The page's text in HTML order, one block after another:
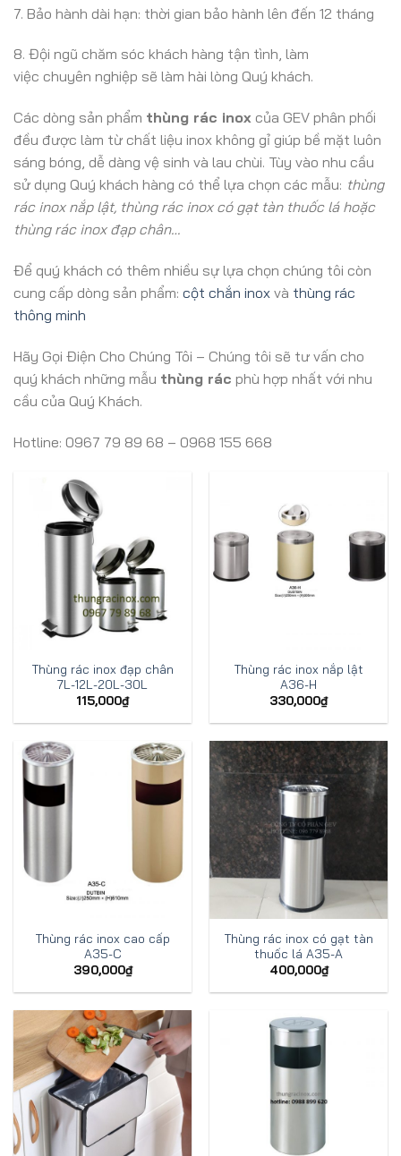
7. Bảo hành dài hạn: thời gian bảo hành lên đến 12 tháng
8. Đội ngũ chăm sóc khách hàng tận tình, làm
việc chuyên nghiệp sẽ làm hài lòng Quý khách.
Các dòng sản phẩm thùng rác inox của GEV phân phối
đều được làm từ chất liệu inox không gỉ giúp bề mặt luôn
sáng bóng, dễ dàng vệ sinh và lau chùi. Tùy vào nhu cầu
sử dụng Quý khách hàng có thể lựa chọn các mẫu: thùng
rác inox nắp lật, thùng rác inox có gạt tàn thuốc lá hoặc
thùng rác inox đạp chân…
Để quý khách có thêm nhiều sự lựa chọn chúng tôi còn
cung cấp dòng sản phẩm: cột chắn inox và thùng rác
thông minh
Hãy Gọi Điện Cho Chúng Tôi – Chúng tôi sẽ tư vấn cho
quý khách những mẫu thùng rác phù hợp nhất với nhu
cầu của Quý Khách.
Hotline: 0967 79 89 68 – 0968 155 668
Thùng rác inox đạp chân
7L-12L-20L-30L
115,000₫
Thùng rác inox nắp lật
A36-H
330,000₫
Thùng rác inox cao cấp
A35-C
390,000₫
Thùng rác inox có gạt tàn
thuốc lá A35-A
400,000₫